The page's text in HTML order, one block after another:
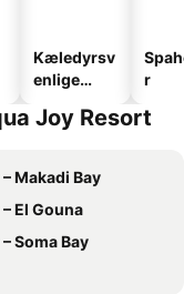
Kæledyrsv
enlige
r
Joy Resort
Makadi Bay
El Gouna
Soma Bay